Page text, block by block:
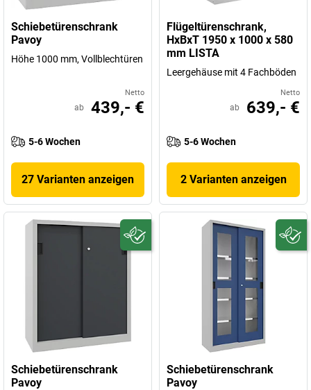
Schiebetürenschrank
Pavoy
Höhe 1000 mm, Vollblechtüren
Netto
ab 439,- €
5-6 Wochen
27 Varianten anzeigen
Flügeltürenschrank,
HxBxT 1950 x 1000 x 580
mm LISTA
Leergehäuse mit 4 Fachböden
Netto
ab 639,- €
5-6 Wochen
2 Varianten anzeigen
Schiebetürenschrank
Pavoy
Schiebetürenschrank
Pavoy